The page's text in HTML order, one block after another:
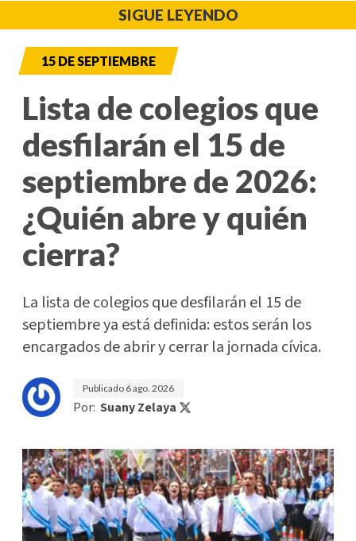
SIGUE LEYENDO
15 DE SEPTIEMBRE
Lista de colegios que
desfilarán el 15 de
septiembre de 2026:
¿Quién abre y quién
cierra?
La lista de colegios que desfilarán el 15 de
septiembre ya está definida: estos serán los
encargados de abrir y cerrar la jornada cívica.
Publicado 6 ago. 2026
Por: Suany Zelaya